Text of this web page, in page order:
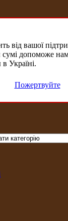
від вашої
сумі допоможе
Україні.
Пожертвуйте